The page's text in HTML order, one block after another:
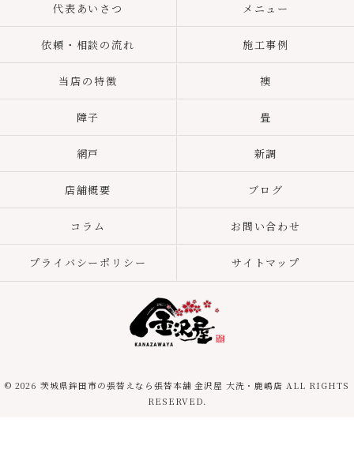
代表あいさつ メニュー
依頼・相談の流れ 施工事例
当店の特徴 襖
障子 畳
網戸 新調
店舗概要 ブログ
コラム お問い合わせ
プライバシーポリシー サイトマップ
© 2026 茨城県鉾田市の張替えなら張替本舗 金沢屋 大洗・鹿嶋店 ALL RIGHTS
RESERVED.